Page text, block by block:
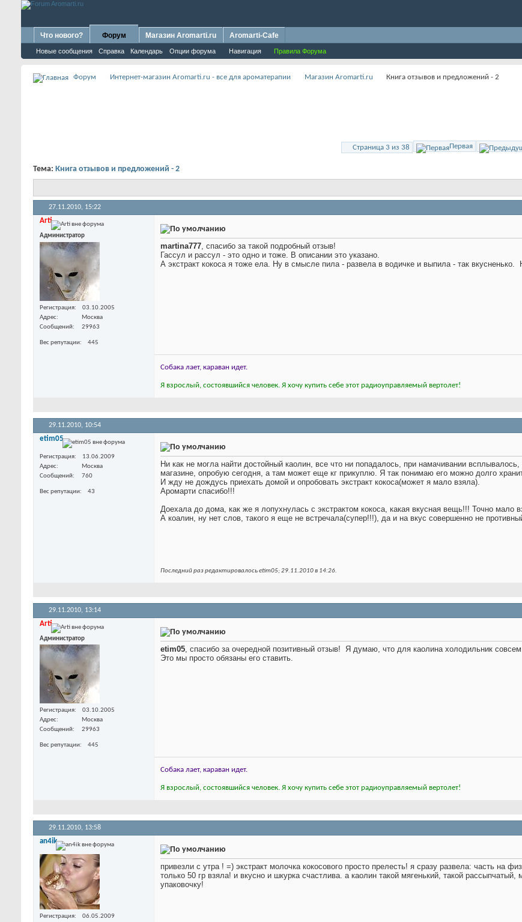
Что нового? Форум
Новые сообщения Справка Календарь Опции форума Навигация Правила Форума
Магазин Aromarti.ru Aromarti-Cafe
Форум Интернет-магазин Aromarti.ru - все для ароматерапии Магазин Aromarti.ru Книга отзывов и предложений - 2
Страница 3 из 38 Первая
Тема: Книга отзывов и предложений - 2
27.11.2010, 15:22
Arti
Администратор
Регистрация
03.10.2005
Адрес
Москва
Сообщений
29963
Вес репутации 445
martina777, спасибо за такой подробный отзыв!
Гассул и рассул - это одно и тоже. В описании это указано.
А экстракт кокоса я тоже ела. Ну в смысле пила - развела в водичке и выпила - так вкусненько.
Собака лает, караван идет.
Я взрослый, состоявшийся человек. Я хочу купить себе этот радиоуправляемый вертолет!
29.11.2010, 10:54
etim05
Регистрация
13.06.2009
Адрес
Москва
Сообщений
760
Вес репутации 43
Ни как не могла найти достойный каолин, все что ни попадалось, при намачивании
магазине, опробую сегодня, а там может еще кг прикуплю. Я так понимаю его можно долго
И жду не дождусь приехать домой и опробовать экстракт кокоса(может я мало взяла).
Аромарти спасибо!!!
Доехала до дома, как же я лопухнулась с экстрактом кокоса, какая вкусная вещь!!! Точно мало
А коалин, ну нет слов, такого я еще не встречала(супер!!!), да и на вкус совершенно не
Последний раз редактировалось etim05; 29.11.2010 в 14:26.
29.11.2010, 13:14
Arti
Администратор
Регистрация
03.10.2005
Адрес
Москва
Сообщений
29963
Вес репутации 445
etim05 , спасибо за очередной позитивный отзыв!
Я думаю, что для каолина холодильник совсем
Это мы просто обязаны его ставить.
Собака лает, караван идет.
Я взрослый, состоявшийся человек. Я хочу купить себе этот радиоуправляемый вертолет!
29.11.2010, 13:58
an4ik
Регистрация
06.05.2009
привезли с утра ! =) экстракт молочка кокосового просто прелесть! я сразу развела: часть на
только 50 гр взяла! и вкусно и шкурка счастлива. а каолин такой мягенький, такой
упаковочку!